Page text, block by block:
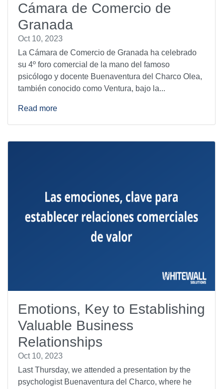
Cámara de Comercio de
Granada
Oct 10, 2023
La Cámara de Comercio de Granada ha celebrado
su 4º foro comercial de la mano del famoso
psicólogo y docente Buenaventura del Charco Olea,
también conocido como Ventura, bajo la...
Read more
Emotions, Key to Establishing
Valuable Business
Relationships
Oct 10, 2023
Last Thursday, we attended a presentation by the
psychologist Buenaventura del Charco, where he